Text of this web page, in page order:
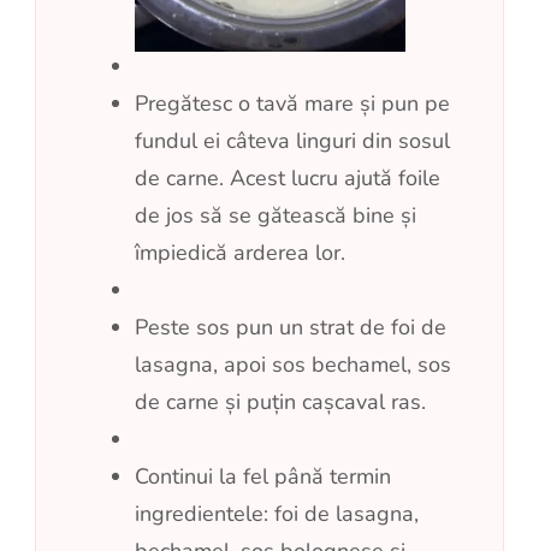
Pregătesc o tavă mare și pun pe
fundul ei câteva linguri din sosul
de carne. Acest lucru ajută foile
de jos să se gătească bine și
împiedică arderea lor.
Peste sos pun un strat de foi de
lasagna, apoi sos bechamel, sos
de carne și puțin cașcaval ras.
Continui la fel până termin
ingredientele: foi de lasagna,